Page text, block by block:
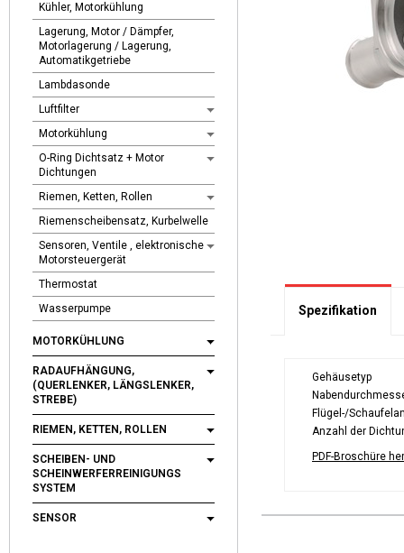
Kühler, Motorkühlung
Lagerung, Motor / Dämpfer,
Motorlagerung / Lagerung,
Automatikgetriebe
Lambdasonde
Luftfilter
Motorkühlung
O-Ring Dichtsatz + Motor
Dichtungen
Riemen, Ketten, Rollen
Riemenscheibensatz, Kurbelwelle
Sensoren, Ventile , elektronische
Motorsteuergerät
Thermostat
Wasserpumpe
MOTORKÜHLUNG
RADAUFHÄNGUNG,
(QUERLENKER, LÄNGSLENKER,
STREBE)
RIEMEN, KETTEN, ROLLEN
SCHEIBEN- UND
SCHEINWERFERREINIGUNGS
SYSTEM
SENSOR
Spezifikation
Gehäusetyp
Flügel-/
Anzahl der
PDF-Broschüre